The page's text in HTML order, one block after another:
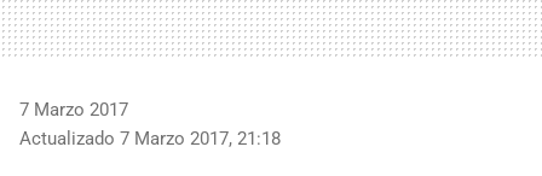
7 Marzo 2017
Actualizado 7 Marzo 2017, 21:18